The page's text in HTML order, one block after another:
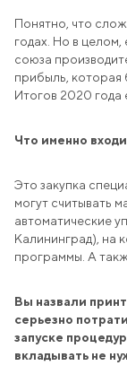
Понятно, что
годах. Но в
союза
прибыль, которая
Итогов 2020 года
Что именно
Это закупка
могут считывать
автоматические
Калининград), на
программы. А
Вы назвали
серьезно
запуске
вкладывать не